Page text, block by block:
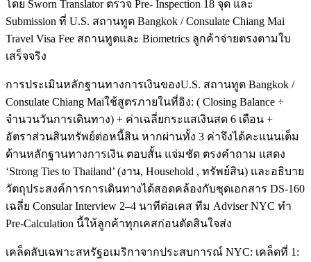
โดย Sworn Translator ตรวจ Pre- Inspection 18 จุด และ
Submission ที่ U.S. สถานทูต Bangkok / Consulate Chiang Mai
Travel Visa Fee สถานทูตและ Biometrics ลูกค้าจ่ายตรงตามใบ
เสร็จจริง
การประเมินหลักฐานทางการเงินของU.S. สถานทูต Bangkok /
Consulate Chiang Maiใช้สูตรภายในที่อิง: ( Closing Balance ÷
จำนวนวันการเดินทาง) + ค่าเฉลี่ยกระแสเงินสด 6 เดือน +
อัตราส่วนสินทรัพย์ต่อหนี้สิน หากผ่านทั้ง 3 ค่าจึงได้คะแนนเต็ม
ด้านหลักฐานทางการเงิน ตอบสั้น แจ่มชัด ตรงคำถาม แสดง
‘Strong Ties to Thailand’ (งาน, Household , ทรัพย์สิน) และอธิบาย
วัตถุประสงค์การการเดินทางได้สอดคล้องกับชุดเอกสาร DS-160
เฉลี่ย Consular Interview 2–4 นาทีต่อเคส ทีม Adviser NYC ทำ
Pre-Calculation นี้ให้ลูกค้าทุกเคสก่อนตัดสินใจส่ง
เคล็ดลับเฉพาะสหรัฐอเมริกาจากประสบการณ์ NYC: เคล็ดที่ 1: